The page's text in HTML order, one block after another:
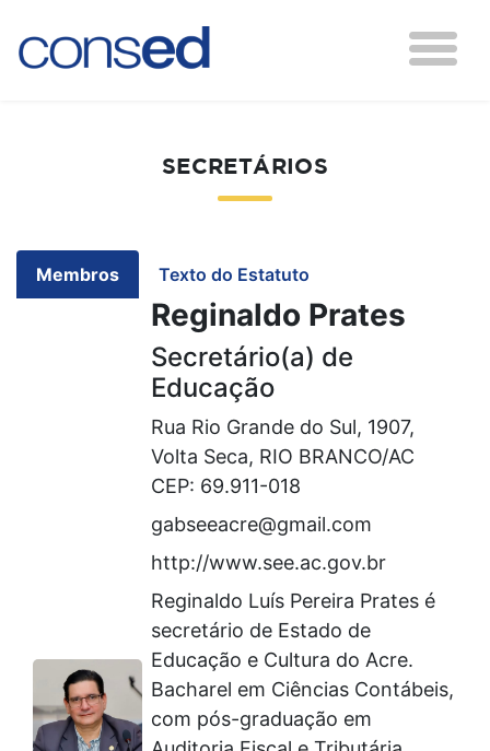
SECRETÁRIOS
Membros Texto do Estatuto
Reginaldo Prates
Secretário(a) de
Educação
Rua Rio Grande do Sul, 1907,
Volta Seca, RIO BRANCO/AC
CEP: 69.911-018
gabseeacre@gmail.com
http://www.see.ac.gov.br
Reginaldo Luís Pereira Prates é
secretário de Estado de
Educação e Cultura do Acre.
Bacharel em Ciências Contábeis,
com pós-graduação em